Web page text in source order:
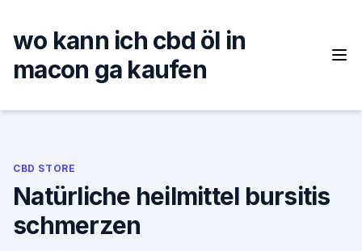
content
wo kann ich cbd öl in
macon ga kaufen
CBD STORE
Natürliche heilmittel bursitis
schmerzen